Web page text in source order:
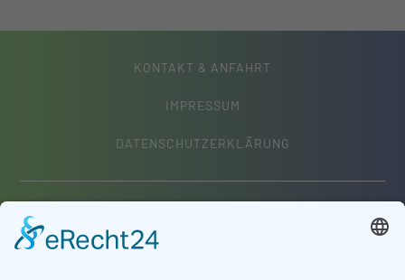
Geiselhöringer Straße 63
KONTAKT & ANFAHRT
IMPRESSUM
DATENSCHUTZERKLÄRUNG